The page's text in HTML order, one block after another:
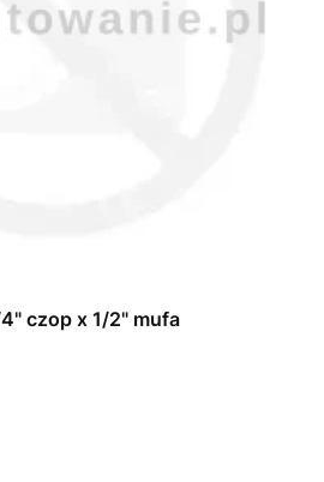
czop x 1/2" mufa